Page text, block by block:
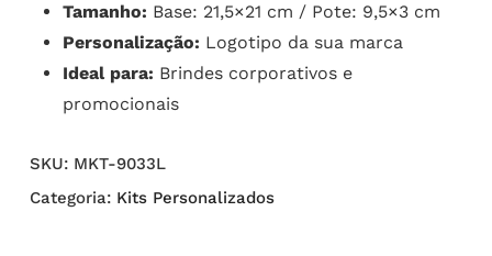
Tamanho: Base: 21,5×21 cm / Pote: 9,5×3 cm
Personalização: Logotipo da sua marca
Ideal para: Brindes corporativos e
promocionais
SKU: MKT-9033L
Categoria: Kits Personalizados